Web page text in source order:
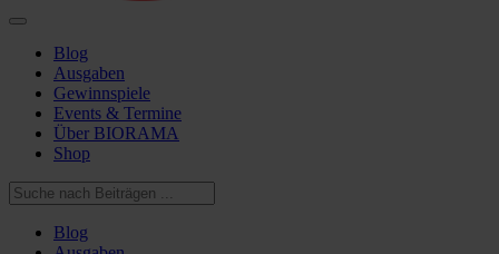
Blog
Ausgaben
Gewinnspiele
Events & Termine
Über BIORAMA
Shop
Blog